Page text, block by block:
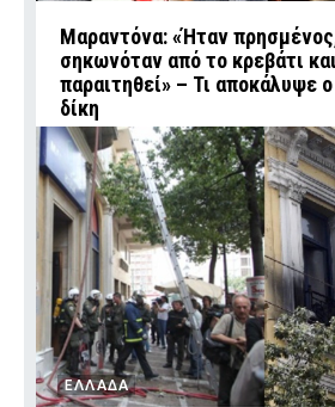
Μαραντόνα: «Ήταν
σηκωνόταν από το κρεβάτι
παραιτηθεί» – Τι αποκάλυψε
δίκη
ΕΛΛΑΔΑ